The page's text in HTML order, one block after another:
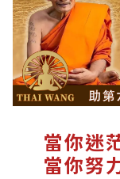
當你迷
當你努